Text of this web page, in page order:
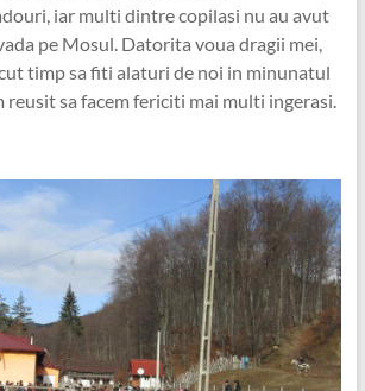
iar multi dintre copilasi nu au avut
pe Mosul. Datorita voua dragii mei,
timp sa fiti alaturi de noi in minunatul
reusit sa facem fericiti mai multi ingerasi.